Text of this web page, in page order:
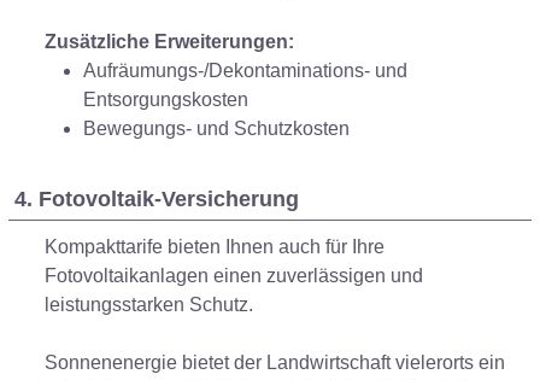
Zusätzliche Erweiterungen:
Aufräumungs-/Dekontaminations- und
Entsorgungskosten
Bewegungs- und Schutzkosten
4. Fotovoltaik-Versicherung
Kompakttarife bieten Ihnen auch für Ihre
Fotovoltaikanlagen einen zuverlässigen und
leistungsstarken Schutz.
Sonnenenergie bietet der Landwirtschaft vielerorts ein